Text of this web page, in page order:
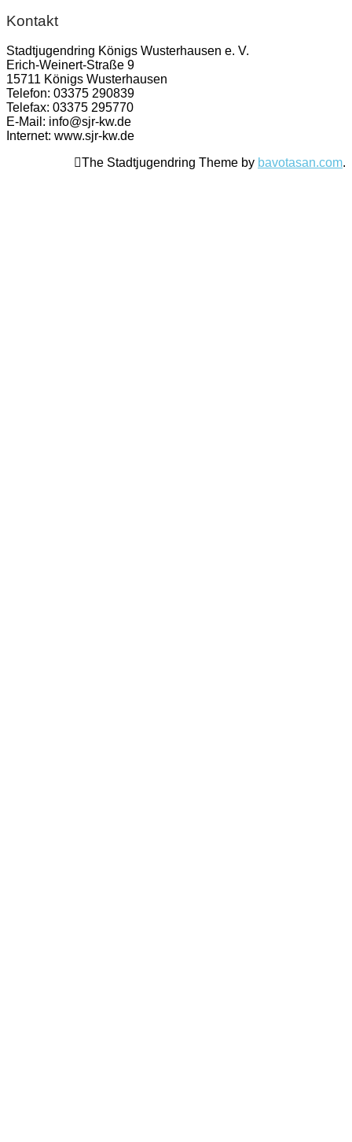
Kontakt
Stadtjugendring Königs Wusterhausen e. V.
Erich-Weinert-Straße 9
15711 Königs Wusterhausen
Telefon: 03375 290839
Telefax: 03375 295770
E-Mail: info@sjr-kw.de
Internet: www.sjr-kw.de
The Stadtjugendring Theme by bavotasan.com.